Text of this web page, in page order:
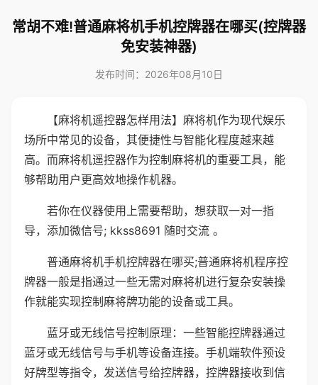
常胡不难!普通麻将机手机控牌器在哪买(控牌器
免安装神器)
发布时间：2026年08月10日
【麻将机遥控器怎样用法】麻将机作为现代娱乐
场所中常见的设备，其便捷性与智能化程度越来越
高。而麻将机遥控器作为控制麻将机的重要工具，能
够帮助用户更高效地操作机器。
若你在仪器使用上需要帮助，想获取一对一指
导，添加微信号; kkss8691 随时交流 。
普通麻将机手机控牌器在哪买;普通麻将机程序控
牌器一般是指通过一些无需对麻将机进行复杂安装操
作就能实现控制麻将牌功能的设备或工具。
蓝牙或无线信号控制原理：一些智能控牌器通过
蓝牙或无线信号与手机等设备连接。手机端软件预设
好牌型等指令，发送信号给控牌器，控牌器接收到信